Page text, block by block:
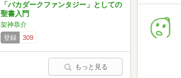
「バカダークファンタジー」としての
聖書入門
架神恭介
登録
309
もっと見る